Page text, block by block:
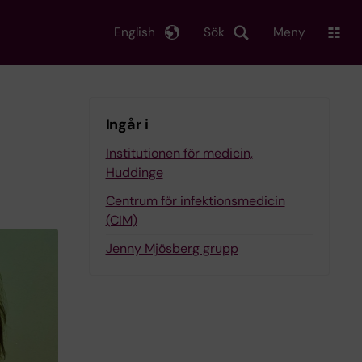
Sök
English Meny
Ingår i
Institutionen för medicin,
Huddinge
Centrum för infektionsmedicin
(CIM)
Jenny Mjösberg grupp